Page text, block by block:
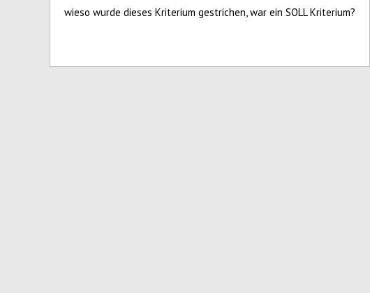
wieso wurde dieses Kriterium gestrichen, war ein SOLL Kriterium?